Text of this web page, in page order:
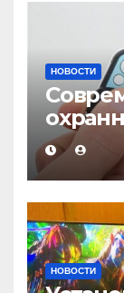
НОВОСТИ
НОВОСТИ